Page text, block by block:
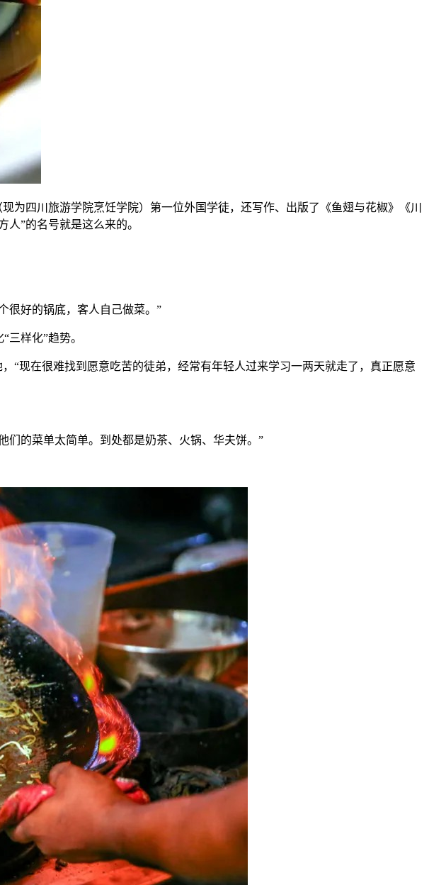
为四川旅游学院烹饪学院）第一位外国学徒，还写作、出版了《鱼翅与花椒》《川
”的名号就是这么来的。
很好的锅底，客人自己做菜。”
样化”趋势。
“现在很难找到愿意吃苦的徒弟，经常有年轻人过来学习一两天就走了，真正愿意
们的菜单太简单。到处都是奶茶、火锅、华夫饼。”